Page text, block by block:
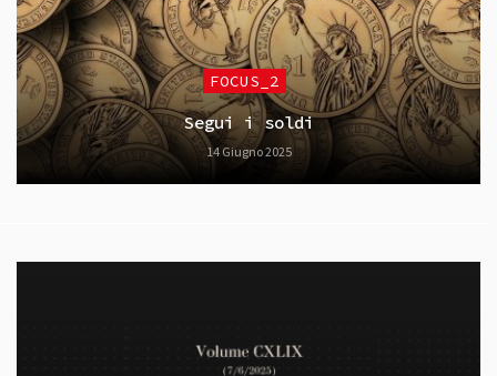
FOCUS_2
Segui i soldi
14 Giugno 2025